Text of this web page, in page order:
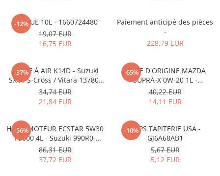
-12%
ADBLUE 10L - 1660724480
19,07 EUR
16,75 EUR
Paiement anticipé des pièces
-
228,79 EUR
-37%
FILTRE À AIR K14D - Suzuki
SX4 / S-Cross / Vitara 13780-
53SA0-000
34,74 EUR
21,84 EUR
-65%
HUILE D'ORIGINE MAZDA
SUPRA-X 0W-20 1L -
0012MO0W20
40,22 EUR
14,11 EUR
-56%
HUILE MOTEUR ECSTAR 5W30
F9000 4L - Suzuki 990R0-
21E72-004
86,31 EUR
37,72 EUR
-10%
CLIPS TAPITERIE USA -
GJ6A68AB1
5,67 EUR
5,12 EUR